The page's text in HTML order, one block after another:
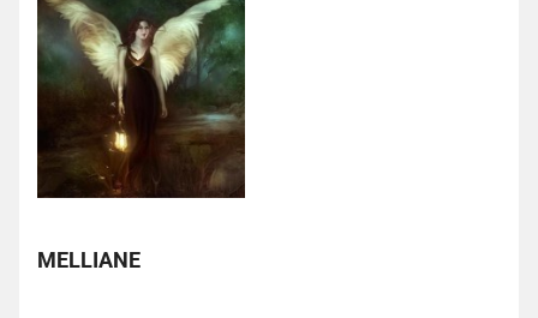
MELLIANE